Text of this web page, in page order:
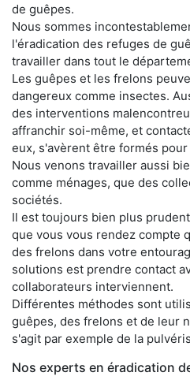
de guêpes.
Nous sommes
l'éradication des refuges de
travailler dans tout le
Les guêpes et les frelons
dangereux comme insectes.
des interventions
affranchir soi-même, et
eux, s'avèrent être formés pour
Nous venons travailler aussi
comme ménages, que des
sociétés.
Il est toujours bien plus
que vous vous rendez compte
des frelons dans votre
solutions est prendre contact
collaborateurs interviennent.
Différentes méthodes sont
guêpes, des frelons et de leur
s'agit par exemple de la
Nos experts en éradication